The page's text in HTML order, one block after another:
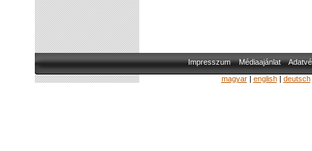
Impresszum Médiaajánlat
magyar| english| deutsch